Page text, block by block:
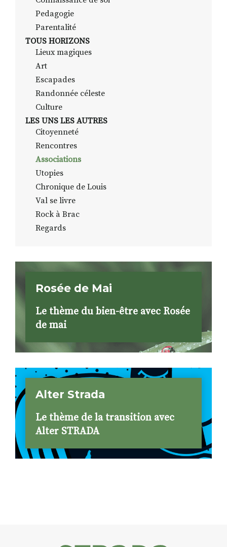
Pedagogie
Parentalité
TOUS HORIZONS
Lieux magiques
Art
Escapades
Randonnée céleste
Culture
LES UNS LES AUTRES
Citoyenneté
Rencontres
Associations
Utopies
Chronique de Louis
Val se livre
Rock à Brac
Regards
Rosée de Mai
Le thème du bien-être avec Rosée
de mai
Alter Strada
Le thème de la transition avec
Alter STRADA